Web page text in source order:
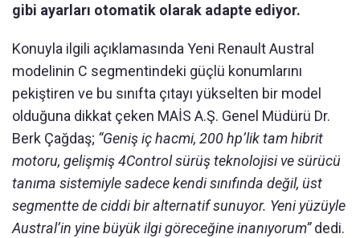
gibi ayarları otomatik olarak adapte ediyor.
Konuyla ilgili açıklamasında Yeni Renault Austral
modelinin C segmentindeki güçlü konumlarını
pekiştiren ve bu sınıfta çıtayı yükselten bir model
olduğuna dikkat çeken MAİS A.Ş. Genel Müdürü Dr.
Berk Çağdaş; “Geniş iç hacmi, 200 hp’lik tam hibrit
motoru, gelişmiş 4Control sürüş teknolojisi ve sürücü
tanıma sistemiyle sadece kendi sınıfında değil, üst
segmentte de ciddi bir alternatif sunuyor. Yeni yüzüyle
Austral’in yine büyük ilgi göreceğine inanıyorum”dedi.